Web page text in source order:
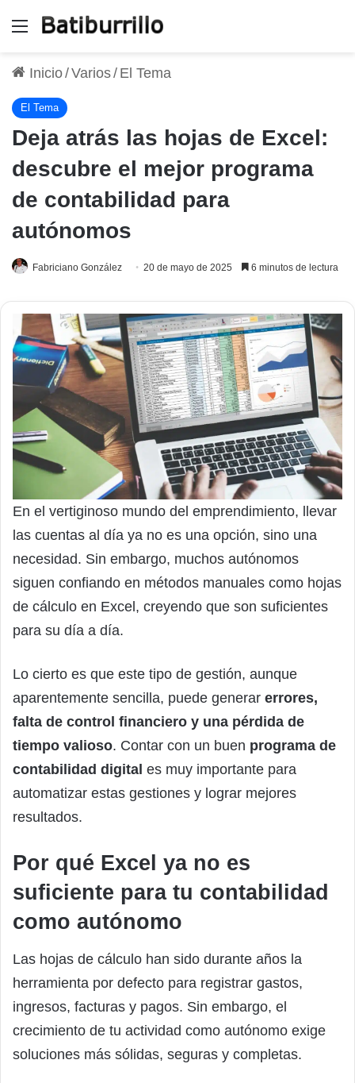
Menú
Inicio/Varios/ El Tema
El Tema
Deja atrás las hojas de Excel:
descubre el mejor programa
de contabilidad para
autónomos
Fabriciano González 20 de mayo de 2025 6 minutos de lectura
En el vertiginoso mundo del emprendimiento, llevar
las cuentas al día ya no es una opción, sino una
necesidad. Sin embargo, muchos autónomos
siguen confiando en métodos manuales como hojas
de cálculo en Excel, creyendo que son suficientes
para su día a día.
Lo cierto es que este tipo de gestión, aunque
aparentemente sencilla, puede generar errores,
falta de control financiero y una pérdida de
tiempo valioso. Contar con un buen programa de
contabilidad digital es muy importante para
automatizar estas gestiones y lograr mejores
resultados.
Por qué Excel ya no es
suficiente para tu contabilidad
como autónomo
Las hojas de cálculo han sido durante años la
herramienta por defecto para registrar gastos,
ingresos, facturas y pagos. Sin embargo, el
crecimiento de tu actividad como autónomo exige
soluciones más sólidas, seguras y completas.